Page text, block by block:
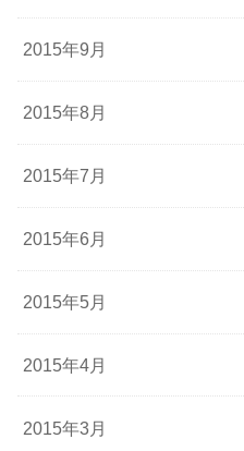
2015年9月
2015年8月
2015年7月
2015年6月
2015年5月
2015年4月
2015年3月